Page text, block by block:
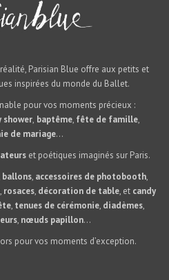
Parisian Blue offre aux petits et
inspirées du monde du Ballet.
pour vos moments précieux :
shower, baptême, fête de famille,
de mariage...
et poétiques imaginés sur Paris.
ballons, accessoires de photobooth,
, rosaces, décoration de table, et candy
, tenues de cérémonie, diadèmes,
, nœuds papillon…
pour vos moments d’exception.